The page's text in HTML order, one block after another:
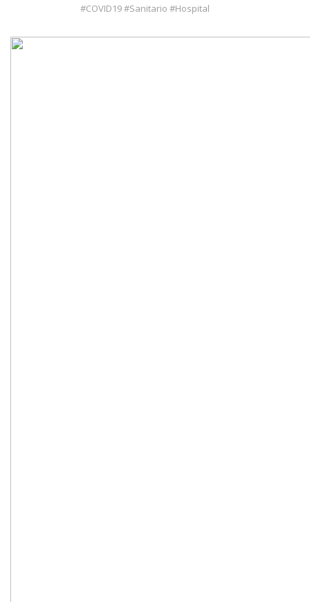
#COVID19 #Sanitario #Hospital